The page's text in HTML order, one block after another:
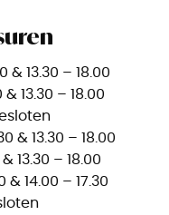
& 13.30 – 18.00
13.30 – 18.00
& 13.30 – 18.00
13.30 – 18.00
14.00 – 17.30